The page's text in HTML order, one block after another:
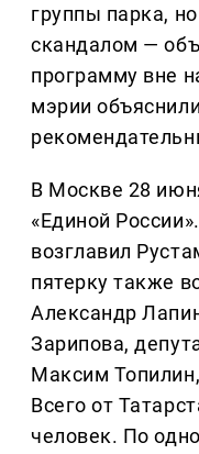
группы парка,
скандалом —
программу вне
мэрии
В Москве 28
«Единой
возглавил
пятерку также
Александр
Зарипова,
Максим
Всего от
человек. По